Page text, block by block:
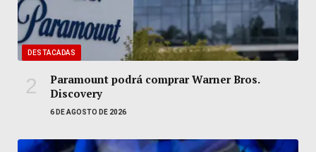
DESTACADAS
Paramount podrá comprar Warner Bros.
Discovery
6 DE AGOSTO DE 2026